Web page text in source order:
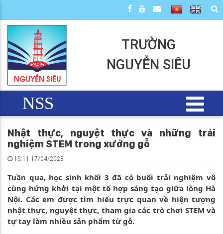
TRƯỜNG
NGUYỄN SIÊU
NSS
Nhật thực, nguyệt thực và những trải
nghiệm STEM trong xưởng gỗ
15:11 17/04/2023
Tuần qua, học sinh khối 3 đã có buổi trải nghiệm vô
cùng hứng khởi tại một tổ hợp sáng tạo giữa lòng Hà
Nội. Các em được tìm hiểu trực quan về hiện tượng
nhật thực, nguyệt thực, tham gia các trò chơi STEM và
tự tay làm nhiều sản phẩm từ gỗ.